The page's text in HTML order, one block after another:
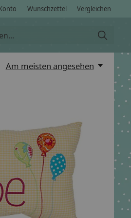
Wunschzettel Vergleichen
Am meisten angesehen